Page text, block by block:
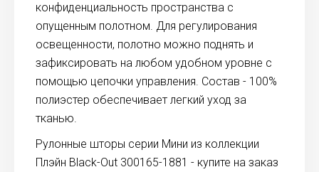
конфиденциальность пространства с
опущенным полотном. Для регулирования
освещенности, полотно можно поднять и
зафиксировать на любом удобном уровне с
помощью цепочки управления. Состав - 100%
полиэстер обеспечивает легкий уход за
тканью.
Рулонные шторы серии Мини из коллекции
Плэйн Black-Out 300165-1881 - купите на заказ